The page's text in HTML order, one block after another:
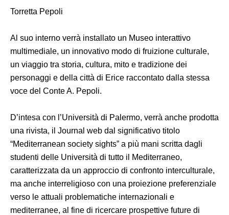
Torretta Pepoli
Al suo interno verrà installato un Museo interattivo
multimediale, un innovativo modo di fruizione culturale,
un viaggio tra storia, cultura, mito e tradizione dei
personaggi e della città di Erice raccontato dalla stessa
voce del Conte A. Pepoli.
D’intesa con l’Università di Palermo, verrà anche prodotta
una rivista, il Journal web dal significativo titolo
“Mediterranean society sights” a più mani scritta dagli
studenti delle Università di tutto il Mediterraneo,
caratterizzata da un approccio di confronto interculturale,
ma anche interreligioso con una proiezione preferenziale
verso le attuali problematiche internazionali e
mediterranee, al fine di ricercare prospettive future di